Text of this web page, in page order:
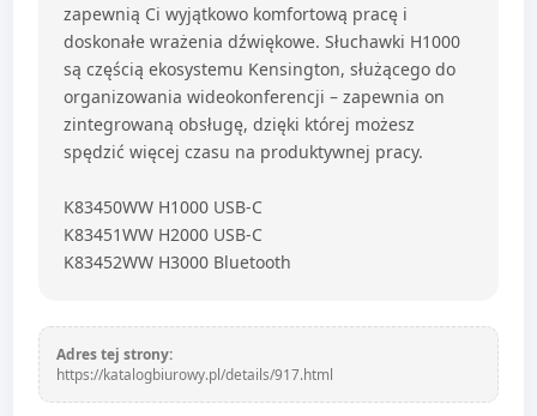
zapewnią Ci wyjątkowo komfortową pracę i
doskonałe wrażenia dźwiękowe. Słuchawki H1000
są częścią ekosystemu Kensington, służącego do
organizowania wideokonferencji – zapewnia on
zintegrowaną obsługę, dzięki której możesz
spędzić więcej czasu na produktywnej pracy.
K83450WW H1000 USB-C
K83451WW H2000 USB-C
K83452WW H3000 Bluetooth
Adres tej strony:
https://katalogbiurowy.pl/details/917.html